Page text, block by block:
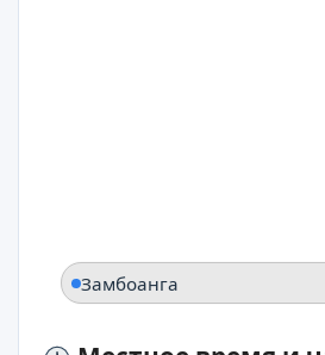
Замбоанга